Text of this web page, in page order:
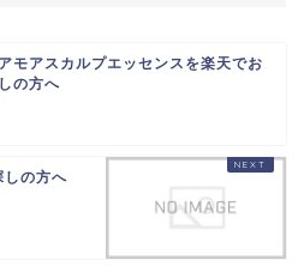
モアスカルプエッセンスを楽天でお
の方へ
しの方へ